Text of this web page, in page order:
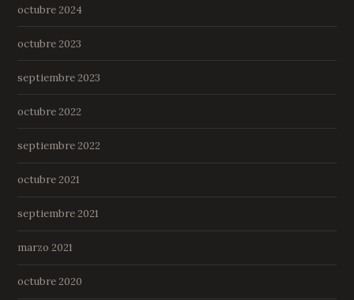
octubre 2024
octubre 2023
septiembre 2023
octubre 2022
septiembre 2022
octubre 2021
septiembre 2021
marzo 2021
octubre 2020